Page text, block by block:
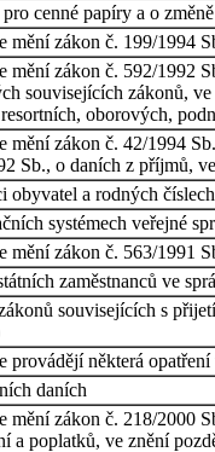
cenné papíry a o
mění zákon č. 199/1994
mění zákon č. 592/1992
souvisejících zákonů,
oborových,
mění zákon č. 42/1994
Sb., o daních z příjmů,
obyvatel a rodných
systémech veřejné
mění zákon č. 563/1991
zaměstnanců ve
souvisejících s
provádějí některá
daních
mění zákon č. 218/2000
a poplatků, ve znění